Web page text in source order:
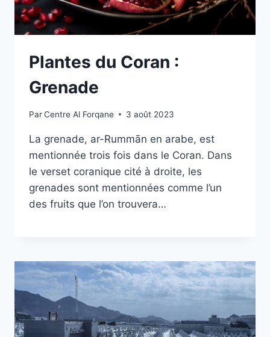
Plantes du Coran :
Grenade
ParCentre Al Forqane 3 août 2023
La grenade, ar-Rummān en arabe, est
mentionnée trois fois dans le Coran. Dans
le verset coranique cité à droite, les
grenades sont mentionnées comme l’un
des fruits que l’on trouvera…